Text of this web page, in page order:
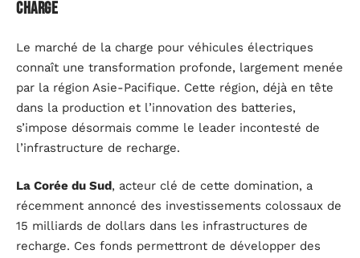
charge
Le marché de la charge pour véhicules électriques
connaît une transformation profonde, largement menée
par la région Asie-Pacifique. Cette région, déjà en tête
dans la production et l’innovation des batteries,
s’impose désormais comme le leader incontesté de
l’infrastructure de recharge.
La Corée du Sud, acteur clé de cette domination, a
récemment annoncé des investissements colossaux de
15 milliards de dollars dans les infrastructures de
recharge. Ces fonds permettront de développer des